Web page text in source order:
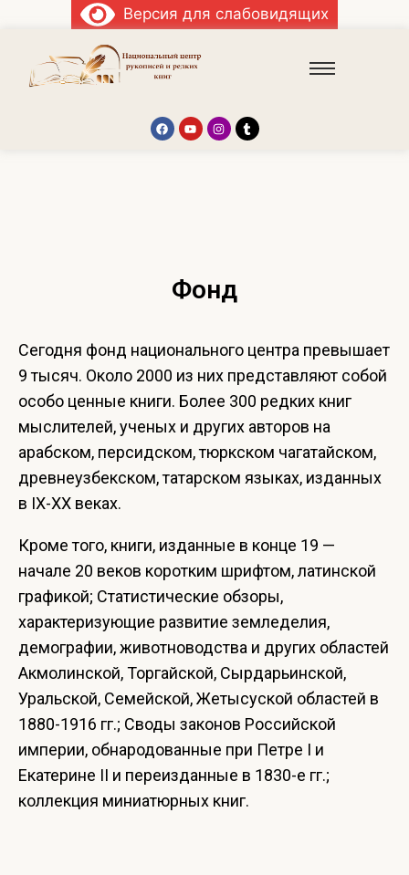
Версия для слабовидящих
Фонд
Сегодня фонд национального центра превышает
9 тысяч. Около 2000 из них представляют собой
особо ценные книги. Более 300 редких книг
мыслителей, ученых и других авторов на
арабском, персидском, тюркском чагатайском,
древнеузбекском, татарском языках, изданных
в IX-XX веках.
Кроме того, книги, изданные в конце 19 —
начале 20 веков коротким шрифтом, латинской
графикой; Статистические обзоры,
характеризующие развитие земледелия,
демографии, животноводства и других областей
Акмолинской, Торгайской, Сырдарьинской,
Уральской, Семейской, Жетысуской областей в
1880-1916 гг.; Своды законов Российской
империи, обнародованные при Петре I и
Екатерине II и переизданные в 1830-е гг.;
коллекция миниатюрных книг.